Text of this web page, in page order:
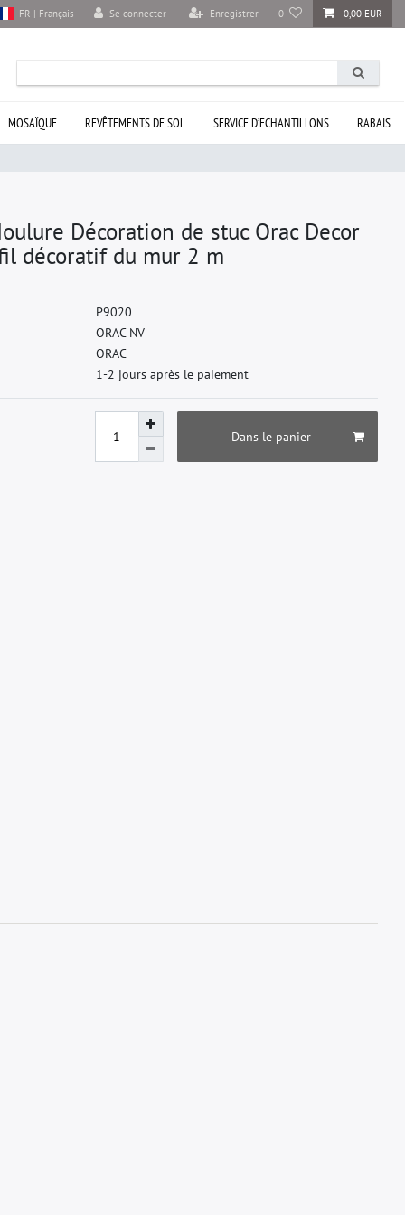
Se connecter Enregistrer 0 0,00 EUR
FR | Français
MOSAÏQUE REVÊTEMENTS DE SOL SERVICE D’ECHANTILLONS RABAIS
Décoration de stuc Orac Decor
décoratif du mur 2 m
P9020
ORAC NV
ORAC
1-2 jours après le paiement
Dans le panier